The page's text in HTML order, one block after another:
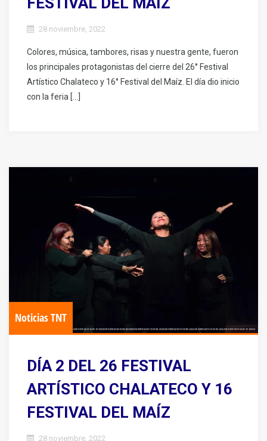
28 noviembre, 2022
Colores, música, tambores, risas y nuestra gente, fueron
los principales protagonistas del cierre del 26° Festival
Artístico Chalateco y 16° Festival del Maíz. El día dio inicio
con la feria […]
Noticias TNT
DÍA 2 DEL 26 FESTIVAL
ARTÍSTICO CHALATECO Y 16
FESTIVAL DEL MAÍZ
28 noviembre, 2022